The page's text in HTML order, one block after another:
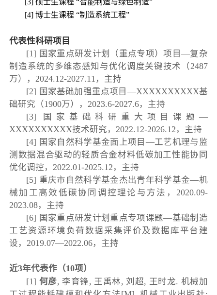
[4] 博士生课程 “制造系统工程”
代表性科研项目
[1] 国家重点研发计划（重点专项）项目—复杂
制造系统的多维态感知与优化调度关键技术（2487
万），2024.12-2027.11，主持
[2] 国家基础加强重点项目—XXXXXXXXXX基
础研究（1900万），2023.6-2027.6，主持
[3] 国家基础科研重大项目课题—
XXXXXXXXXX技术研究，2022.12-2026.12，主持
[4] 国家自然科学基金面上项目—工艺机理与监
测数据混合驱动的轻质合金材料低碳加工性能协同
优化调控，2022.01-2025.12，主持
[5] 重庆市自然科学基金杰出青年科学基金—机
械加工高效低碳协同调控理论与方法，2020.09-
2023.08，主持
[6] 国家重点研发计划重点专项课题—基础制造
工艺资源环境负荷数据采集评价及数据库平台建
设，2019.07—2022.06，主持
近3年代表作（10项）
[1] 何彦, 李育锋, 王禹林, 刘超, 王时龙. 机械加